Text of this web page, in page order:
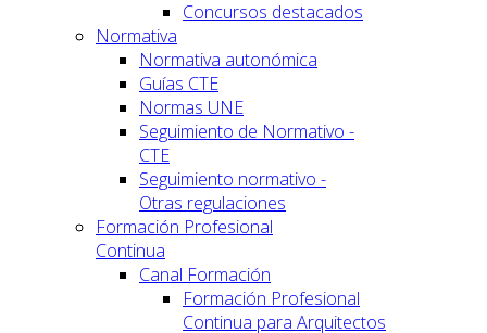
Concursos destacados
Normativa
Normativa autonómica
Guías CTE
Normas UNE
Seguimiento de Normativo -
CTE
Seguimiento normativo -
Otras regulaciones
Formación Profesional
Continua
Canal Formación
Formación Profesional
Continua para Arquitectos